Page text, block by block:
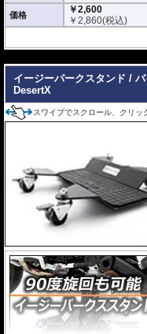
価格
￥2,600
￥2,860(税込)
イージーパークスタンド /
DesertX
スワイプでスクロール、クリッ